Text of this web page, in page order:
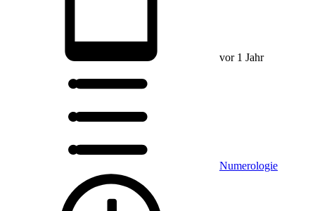
vor 1 Jahr
Numerologie